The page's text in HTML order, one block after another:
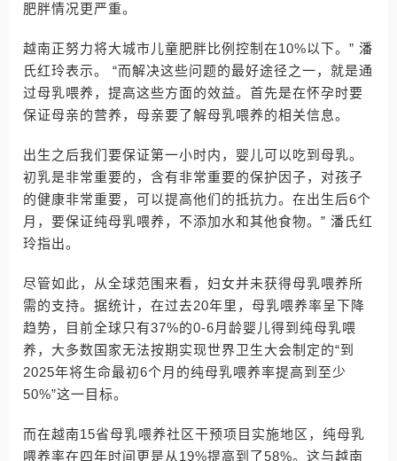
肥胖情况更严重。
越南正努力将大城市儿童肥胖比例控制在10%以下。” 潘
氏红玲表示。 “而解决这些问题的最好途径之一，就是通
过母乳喂养，提高这些方面的效益。首先是在怀孕时要
保证母亲的营养，母亲要了解母乳喂养的相关信息。
出生之后我们要保证第一小时内，婴儿可以吃到母乳。
初乳是非常重要的，含有非常重要的保护因子，对孩子
的健康非常重要，可以提高他们的抵抗力。在出生后6个
月，要保证纯母乳喂养，不添加水和其他食物。” 潘氏红
玲指出。
尽管如此，从全球范围来看，妇女并未获得母乳喂养所
需的支持。据统计，在过去20年里，母乳喂养率呈下降
趋势，目前全球只有37%的0-6月龄婴儿得到纯母乳喂
养，大多数国家无法按期实现世界卫生大会制定的“到
2025年将生命最初6个月的纯母乳喂养率提高到至少
50%”这一目标。
而在越南15省母乳喂养社区干预项目实施地区，纯母乳
喂养率在四年时间更是从19%提高到了58%。这与越南